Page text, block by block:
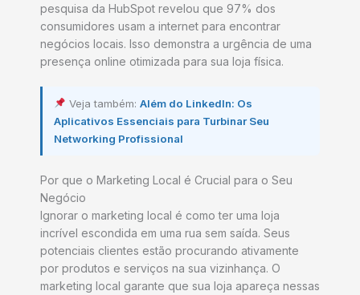
pesquisa da HubSpot revelou que 97% dos
consumidores usam a internet para encontrar
negócios locais. Isso demonstra a urgência de uma
presença online otimizada para sua loja física.
Veja também:Além do LinkedIn: Os
Aplicativos Essenciais para Turbinar Seu
Networking Profissional
Por que o Marketing Local é Crucial para o Seu
Negócio
Ignorar o marketing local é como ter uma loja
incrível escondida em uma rua sem saída. Seus
potenciais clientes estão procurando ativamente
por produtos e serviços na sua vizinhança. O
marketing local garante que sua loja apareça nessas